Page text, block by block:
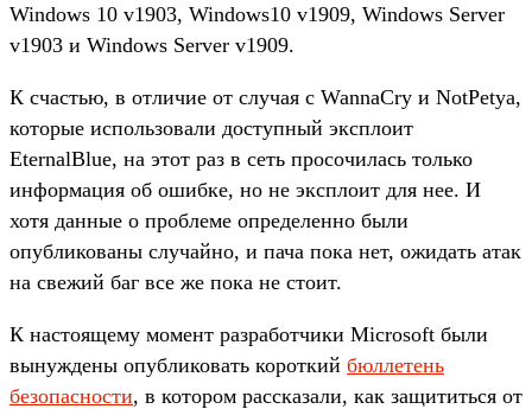
Windows 10 v1903, Windows10 v1909, Windows Server
v1903 и Windows Server v1909.
К счастью, в отличие от случая с WannaCry и NotPetya,
которые использовали доступный эксплоит
EternalBlue, на этот раз в сеть просочилась только
информация об ошибке, но не эксплоит для нее. И
хотя данные о проблеме определенно были
опубликованы случайно, и пача пока нет, ожидать атак
на свежий баг все же пока не стоит.
К настоящему момент разработчики Microsoft были
вынуждены опубликовать короткий бюллетень
безопасности, в котором рассказали, как защититься от